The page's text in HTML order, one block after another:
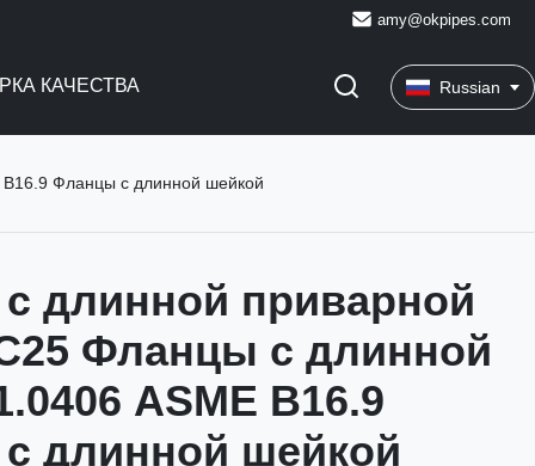
amy@okpipes.com
КАЧЕСТВА Russian
Фланцы с длинной шейкой
длинной приварной
Фланцы с длинной
ASME B16.9
длинной шейкой